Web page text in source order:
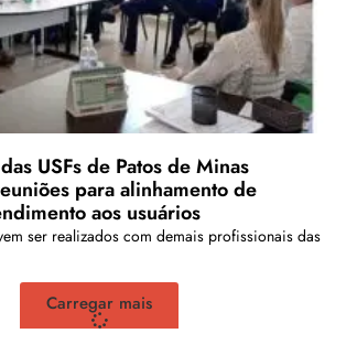
USFs de Patos de Minas
para alinhamento de
aos usuários
ser realizados com demais profissionais das
Carregar mais